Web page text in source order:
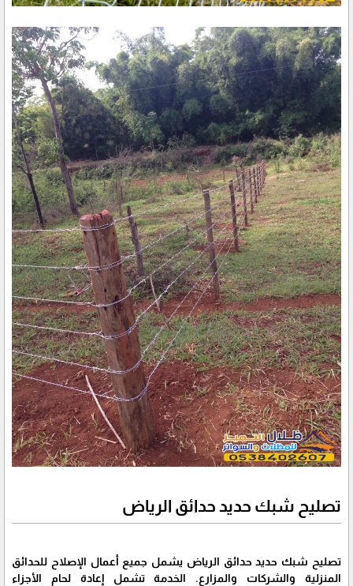
تصليح شبك حديد حدائق الرياض
تصليح شبك حديد حدائق الرياض يشمل جميع أعمال الإصلاح للحدائق
المنزلية والشركات والمزارع. الخدمة تشمل إعادة لحام الأجزاء